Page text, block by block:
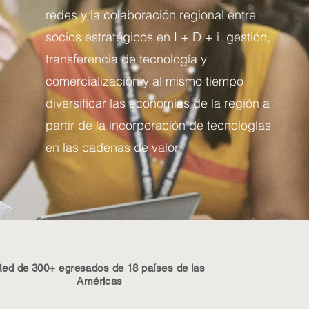
redes y la colaboración regional entre
socios estratégicos en I + D + i, gestión,
transferencia de tecnología y
comercialización y al mismo tiempo
diversificar las economías de la región a
partir de la incorporación de tecnologías
en las cadenas de valor.
de 300+ egresados de 18 países de las
Américas